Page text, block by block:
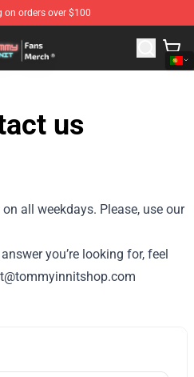
on orders over $100
TommyInnit Merchandise
us
all weekdays. Please, use our
you’re looking for, feel